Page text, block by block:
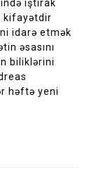
iştirak
kifayətdir
idarə etmək
əsasını
biliklərini
həftə yeni